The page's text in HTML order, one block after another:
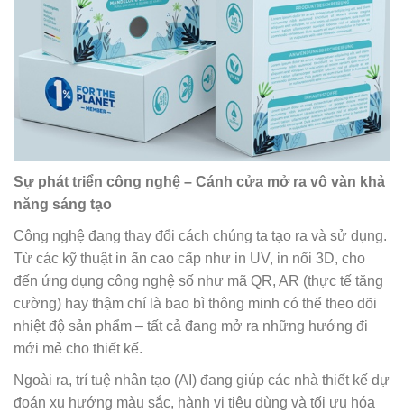
Sự phát triển công nghệ – Cánh cửa mở ra vô vàn khả
năng sáng tạo
Công nghệ đang thay đổi cách chúng ta tạo ra và sử dụng.
Từ các kỹ thuật in ấn cao cấp như in UV, in nổi 3D, cho
đến ứng dụng công nghệ số như mã QR, AR (thực tế tăng
cường) hay thậm chí là bao bì thông minh có thể theo dõi
nhiệt độ sản phẩm – tất cả đang mở ra những hướng đi
mới mẻ cho thiết kế.
Ngoài ra, trí tuệ nhân tạo (AI) đang giúp các nhà thiết kế dự
đoán xu hướng màu sắc, hành vi tiêu dùng và tối ưu hóa